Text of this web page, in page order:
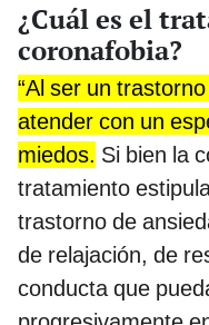
¿Cuál es el
coronafobia?
“Al ser un
atender con un
miedos. Si bien la
tratamiento
trastorno de
de relajación, de
conducta que